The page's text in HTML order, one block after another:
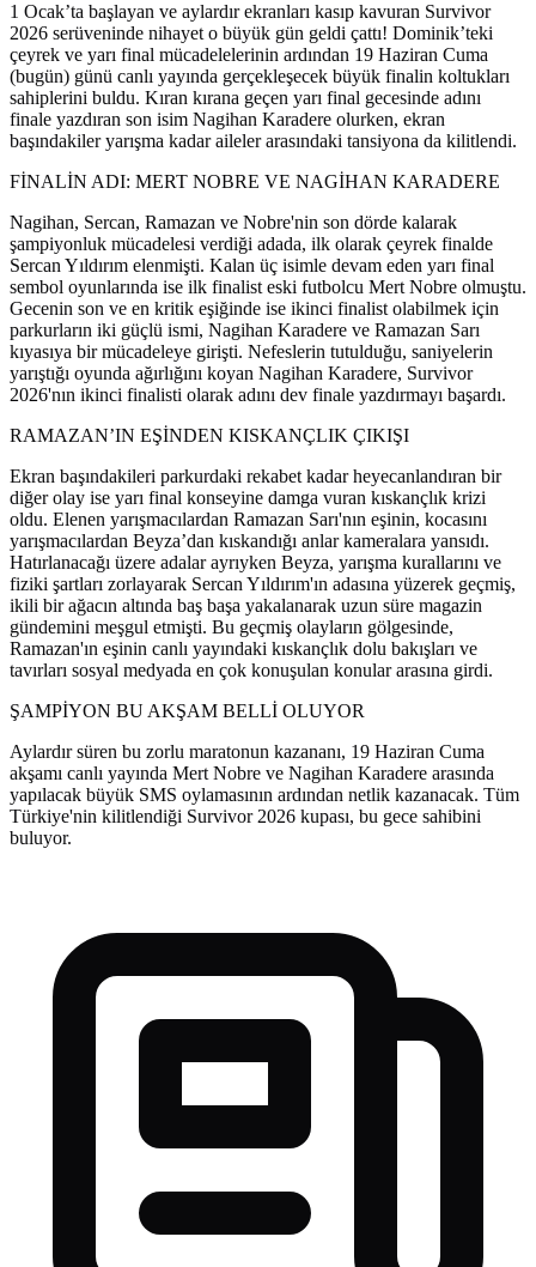
1 Ocak’ta başlayan ve aylardır ekranları kasıp kavuran Survivor
2026 serüveninde nihayet o büyük gün geldi çattı! Dominik’teki
çeyrek ve yarı final mücadelelerinin ardından 19 Haziran Cuma
(bugün) günü canlı yayında gerçekleşecek büyük finalin koltukları
sahiplerini buldu. Kıran kırana geçen yarı final gecesinde adını
finale yazdıran son isim Nagihan Karadere olurken, ekran
başındakiler yarışma kadar aileler arasındaki tansiyona da kilitlendi.
FİNALİN ADI: MERT NOBRE VE NAGİHAN KARADERE
Nagihan, Sercan, Ramazan ve Nobre'nin son dörde kalarak
şampiyonluk mücadelesi verdiği adada, ilk olarak çeyrek finalde
Sercan Yıldırım elenmişti. Kalan üç isimle devam eden yarı final
sembol oyunlarında ise ilk finalist eski futbolcu Mert Nobre olmuştu.
Gecenin son ve en kritik eşiğinde ise ikinci finalist olabilmek için
parkurların iki güçlü ismi, Nagihan Karadere ve Ramazan Sarı
kıyasıya bir mücadeleye girişti. Nefeslerin tutulduğu, saniyelerin
yarıştığı oyunda ağırlığını koyan Nagihan Karadere, Survivor
2026'nın ikinci finalisti olarak adını dev finale yazdırmayı başardı.
RAMAZAN’IN EŞİNDEN KISKANÇLIK ÇIKIŞI
Ekran başındakileri parkurdaki rekabet kadar heyecanlandıran bir
diğer olay ise yarı final konseyine damga vuran kıskançlık krizi
oldu. Elenen yarışmacılardan Ramazan Sarı'nın eşinin, kocasını
yarışmacılardan Beyza’dan kıskandığı anlar kameralara yansıdı.
Hatırlanacağı üzere adalar ayrıyken Beyza, yarışma kurallarını ve
fiziki şartları zorlayarak Sercan Yıldırım'ın adasına yüzerek geçmiş,
ikili bir ağacın altında baş başa yakalanarak uzun süre magazin
gündemini meşgul etmişti. Bu geçmiş olayların gölgesinde,
Ramazan'ın eşinin canlı yayındaki kıskançlık dolu bakışları ve
tavırları sosyal medyada en çok konuşulan konular arasına girdi.
ŞAMPİYON BU AKŞAM BELLİ OLUYOR
Aylardır süren bu zorlu maratonun kazananı, 19 Haziran Cuma
akşamı canlı yayında Mert Nobre ve Nagihan Karadere arasında
yapılacak büyük SMS oylamasının ardından netlik kazanacak. Tüm
Türkiye'nin kilitlendiği Survivor 2026 kupası, bu gece sahibini
buluyor.